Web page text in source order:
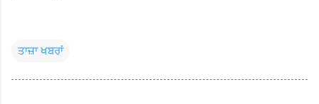
ਤਾਜ਼ਾ ਖਬਰਾਂ